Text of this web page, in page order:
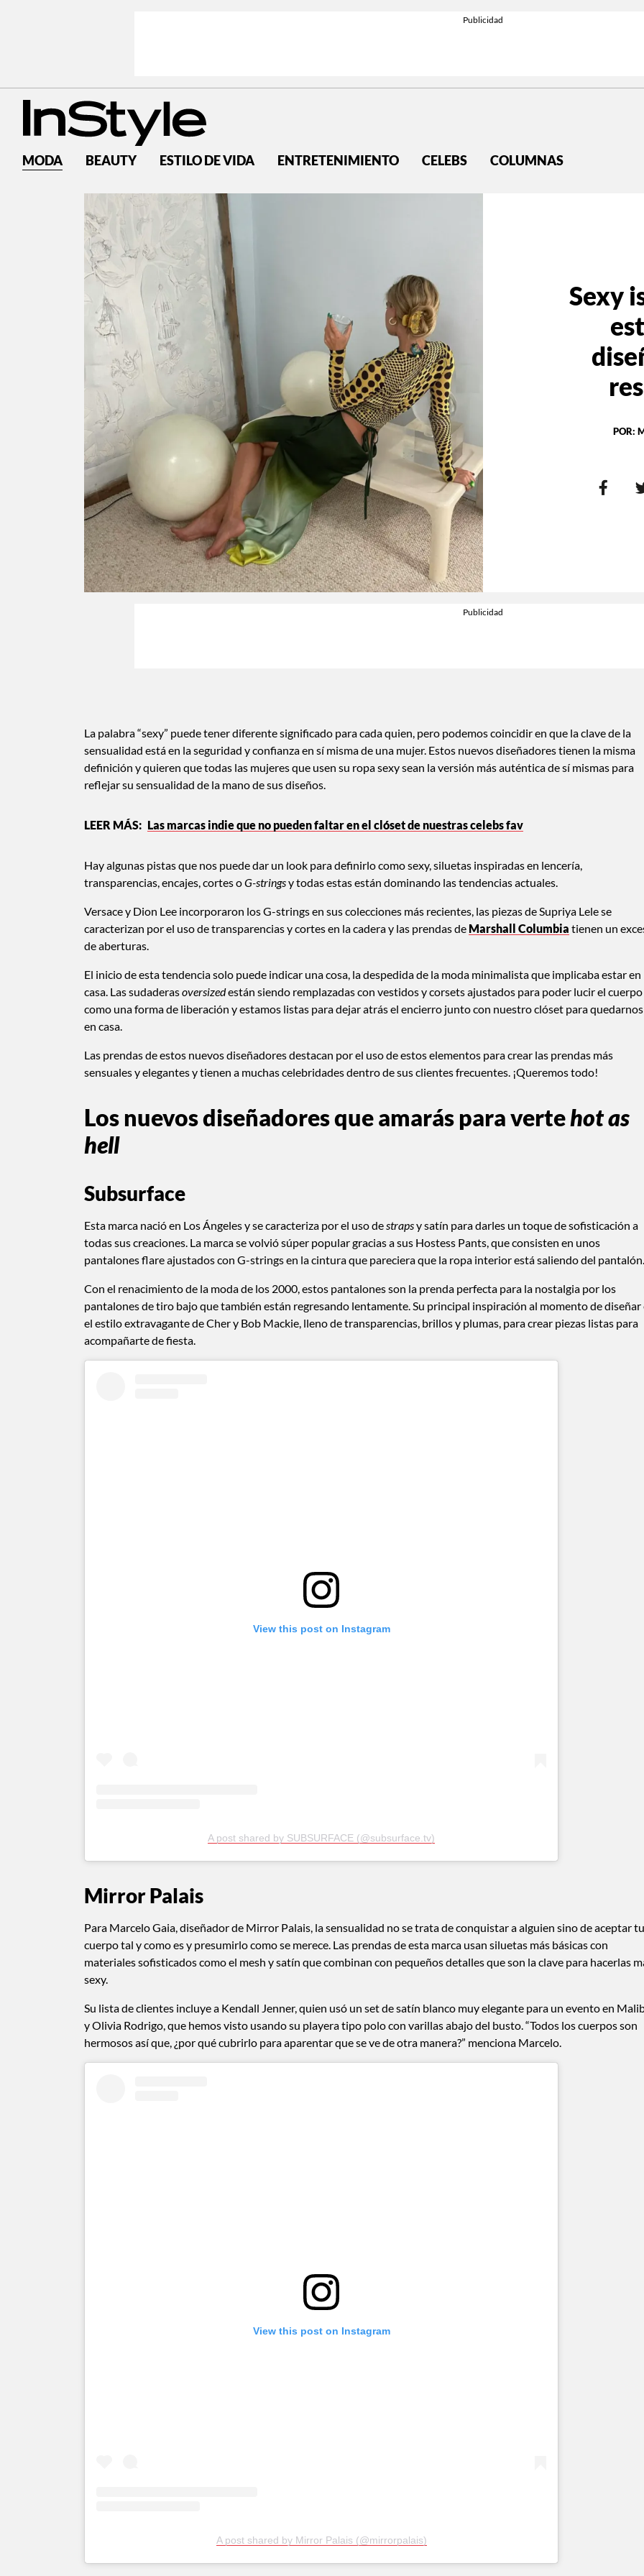
MODA BEAUTY ESTILO DE VIDA ENTRETENIMIENTO CELEBS COLUMNAS
Sexy
POR:
La palabra “sexy” puede tener diferente significado para cada quien, pero podemos coincidir en que la clave de la
sensualidad está en la seguridad y confianza en sí misma de una mujer. Estos nuevos diseñadores tienen la misma
definición y quieren que todas las mujeres que usen su ropa sexy sean la versión más auténtica de sí mismas para
reflejar su sensualidad de la mano de sus diseños.
Las marcas indie que no pueden faltar en el clóset de nuestras celebs fav
Hay algunas pistas que nos puede dar un look para definirlo como sexy, siluetas inspiradas en lencería,
transparencias, encajes, cortes oG-stringsy todas estas están dominando las tendencias actuales.
Versace y Dion Lee incorporaron los G-strings en sus colecciones más recientes, las piezas de Supriya Lele se
caracterizan por el uso de transparencias y cortes en la cadera y las prendas de Marshall Columbia tienen un
de aberturas.
El inicio de esta tendencia solo puede indicar una cosa, la despedida de la moda minimalista que implicaba estar en
casa. Las sudaderasoversizedestán siendo remplazadas con vestidos y corsets ajustados para poder lucir el cuerpo
como una forma de liberación y estamos listas para dejar atrás el encierro junto con nuestro clóset para quedarnos
en casa.
Las prendas de estos nuevos diseñadores destacan por el uso de estos elementos para crear las prendas más
sensuales y elegantes y tienen a muchas celebridades dentro de sus clientes frecuentes. ¡Queremos todo!
Los nuevos diseñadores que amarás para vertehot as
hell
Subsurface
Esta marca nació en Los Ángeles y se caracteriza por el uso destrapsy satín para darles un toque de sofisticación a
todas sus creaciones. La marca se volvió súper popular gracias a sus Hostess Pants, que consisten en unos
pantalones flare ajustados con G-strings en la cintura que pareciera que la ropa interior está saliendo del pantalón.
Con el renacimiento de la moda de los 2000, estos pantalones son la prenda perfecta para la nostalgia por los
pantalones de tiro bajo que también están regresando lentamente. Su principal inspiración al momento de diseñar
el estilo extravagante de Cher y Bob Mackie, lleno de transparencias, brillos y plumas, para crear piezas listas para
acompañarte de fiesta.
View this post on Instagram
A post shared by SUBSURFACE (@subsurface.tv)
Mirror Palais
Para Marcelo Gaia, diseñador de Mirror Palais, la sensualidad no se trata de conquistar a alguien sino de aceptar tu
cuerpo tal y como es y presumirlo como se merece. Las prendas de esta marca usan siluetas más básicas con
materiales sofisticados como el mesh y satín que combinan con pequeños detalles que son la clave para hacerlas
sexy.
Su lista de clientes incluye a Kendall Jenner, quien usó un set de satín blanco muy elegante para un evento en
y Olivia Rodrigo, que hemos visto usando su playera tipo polo con varillas abajo del busto. “Todos los cuerpos son
hermosos así que, ¿por qué cubrirlo para aparentar que se ve de otra manera?” menciona Marcelo.
View this post on Instagram
A post shared by Mirror Palais (@mirrorpalais)